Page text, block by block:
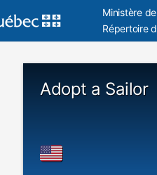
Ministère
Répertoire
Adopt a Sailor